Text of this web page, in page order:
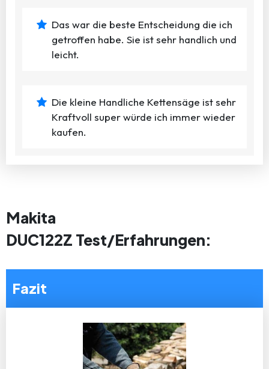
Das war die beste Entscheidung die ich
getroffen habe. Sie ist sehr handlich und
leicht.
Die kleine Handliche Kettensäge ist sehr
Kraftvoll super würde ich immer wieder
kaufen.
Makita
DUC122Z Test/Erfahrungen:
Fazit